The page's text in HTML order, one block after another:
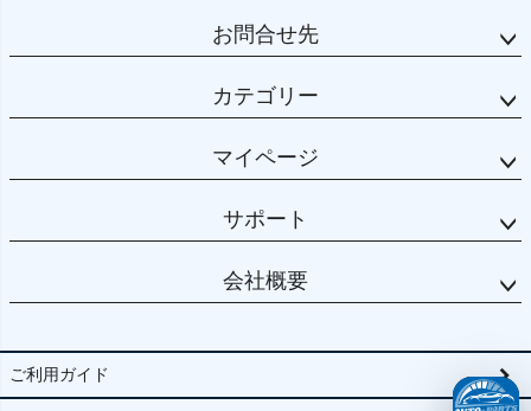
お問合せ先
カテゴリー
マイページ
サポート
会社概要
ご利用ガイド